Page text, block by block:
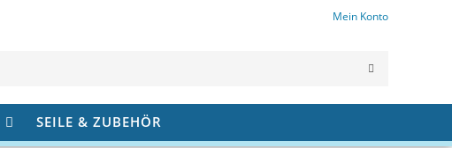
Mein Konto
SEILE & ZUBEHÖR